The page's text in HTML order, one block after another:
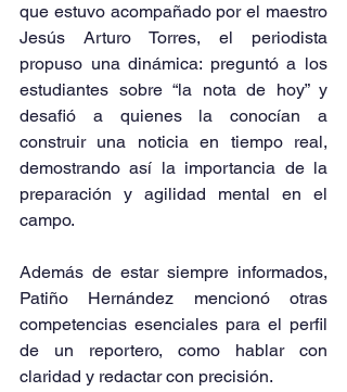
que estuvo acompañado por el maestro
Jesús Arturo Torres, el periodista
propuso una dinámica: preguntó a los
estudiantes sobre “la nota de hoy” y
desafió a quienes la conocían a
construir una noticia en tiempo real,
demostrando así la importancia de la
preparación y agilidad mental en el
campo.
Además de estar siempre informados,
Patiño Hernández mencionó otras
competencias esenciales para el perfil
de un reportero, como hablar con
claridad y redactar con precisión.